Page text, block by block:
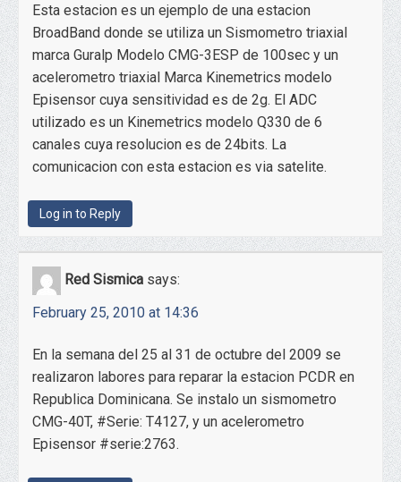
Esta estacion es un ejemplo de una estacion
BroadBand donde se utiliza un Sismometro triaxial
marca Guralp Modelo CMG-3ESP de 100sec y un
acelerometro triaxial Marca Kinemetrics modelo
Episensor cuya sensitividad es de 2g. El ADC
utilizado es un Kinemetrics modelo Q330 de 6
canales cuya resolucion es de 24bits. La
comunicacion con esta estacion es via satelite.
Log in to Reply
Red Sismica says:
February 25, 2010 at 14:36
En la semana del 25 al 31 de octubre del 2009 se
realizaron labores para reparar la estacion PCDR en
Republica Dominicana. Se instalo un sismometro
CMG-40T, #Serie: T4127, y un acelerometro
Episensor #serie:2763.